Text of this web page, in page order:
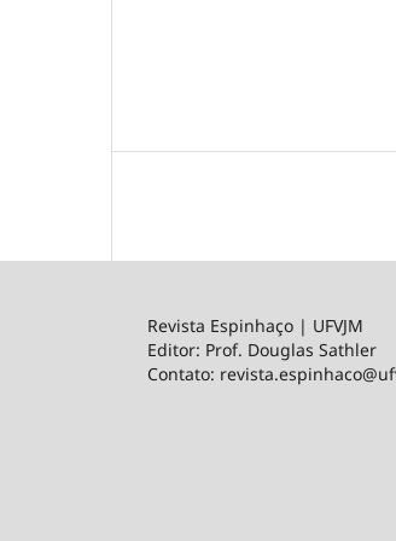
Revista Espinhaço | UFVJM
Editor: Prof. Douglas
Contato: